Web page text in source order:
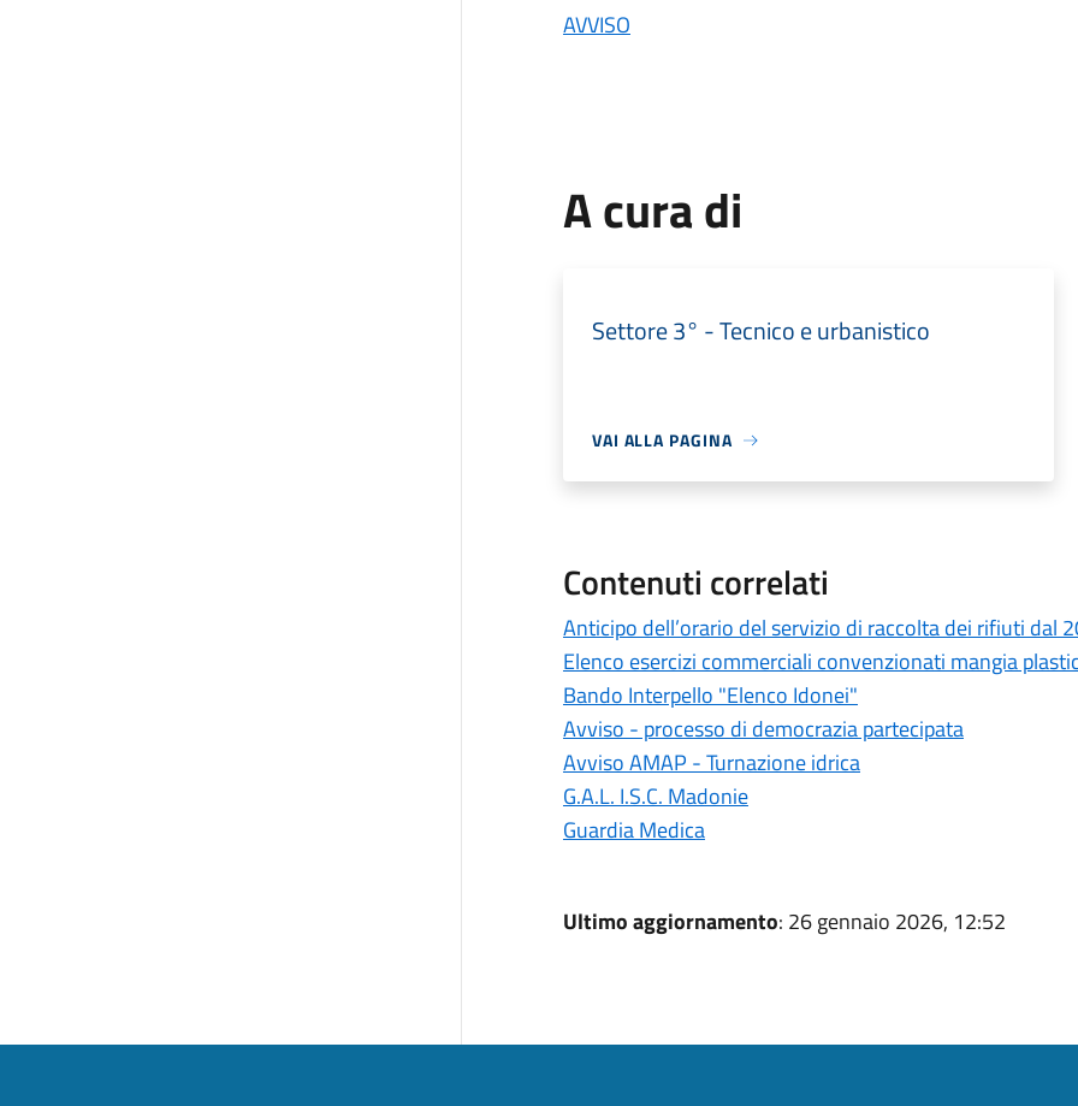
AVVISO
A cura di
Settore 3° - Tecnico e urbanistico
VAI ALLA PAGINA
Contenuti correlati
Anticipo dell’orario del servizio di raccolta dei rifiuti dal
Elenco esercizi commerciali convenzionati mangia
Bando Interpello "Elenco Idonei"
Avviso - processo di democrazia partecipata
Avviso AMAP - Turnazione idrica
G.A.L. I.S.C. Madonie
Guardia Medica
Ultimo aggiornamento: 26 gennaio 2026, 12:52